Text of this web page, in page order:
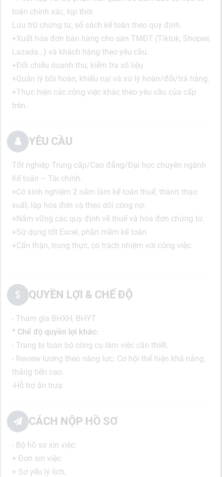
toán chính xác, kịp thời.
Lưu trữ chứng từ, sổ sách kế toán theo quy định.
+Xuất hóa đơn bán hàng cho sàn TMĐT (Tiktok, Shopee,
Lazada…) và khách hàng theo yêu cầu.
+Đối chiếu doanh thu, kiểm tra số liệu
+Quản lý bồi hoàn, khiếu nại và xử lý hoàn/đổi/trả hàng.
+Thực hiện các công việc khác theo yêu cầu của cấp
trên.
YÊU CẦU
Tốt nghiệp Trung cấp/Cao đẳng/Đại học chuyên ngành
Kế toán – Tài chính.
+Có kinh nghiệm 2 năm làm kế toán thuế, thành thạo
xuất, lập hóa đơn và theo dõi công nợ.
+Nắm vững các quy định về thuế và hóa đơn chứng từ.
+Sử dụng tốt Excel, phần mềm kế toán
+Cẩn thận, trung thực, có trách nhiệm với công việc.
QUYỀN LỢI & CHẾ ĐỘ
- Tham gia BHXH, BHYT
* Chế độ quyền lợi khác:
- Trang bị toàn bộ công cụ làm việc cần thiết.
- Review lương theo năng lực. Cơ hội thể hiện khả năng,
thăng tiến cao.
-Hỗ trợ ăn trưa
CÁCH NỘP HỒ SƠ
- Bộ hồ sơ xin việc:
+ Đơn xin việc
+ Sơ yếu lý lịch,